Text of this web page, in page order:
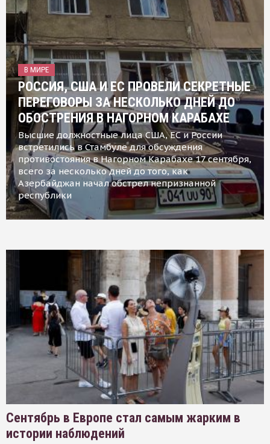
В МИРЕ
РОССИЯ, США И ЕС ПРОВЕЛИ СЕКРЕТНЫЕ
ПЕРЕГОВОРЫ ЗА НЕСКОЛЬКО ДНЕЙ ДО
ОБОСТРЕНИЯ В НАГОРНОМ КАРАБАХЕ
Высшие должностные лица США, ЕС и России
встретились в Стамбуле для обсуждения
противостояния в Нагорном Карабахе 17 сентября,
всего за несколько дней до того, как
Азербайджан начал обстрел непризнанной
республики
Сентябрь в Европе стал самым жарким в
истории наблюдений